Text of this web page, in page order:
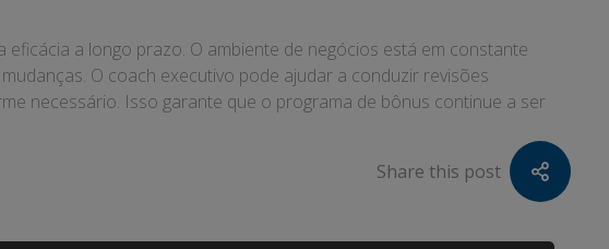
a longo prazo. O ambiente de negócios está em constante
O coach executivo pode ajudar a conduzir revisões
necessário. Isso garante que o programa de bônus continue a ser
Share this post